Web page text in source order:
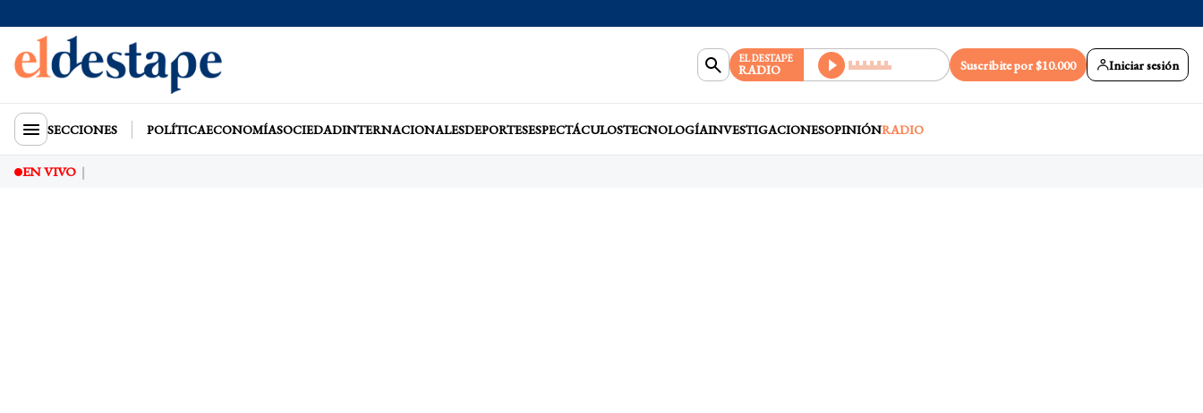
EL DESTAPE
RADIO Suscribite por $10.000 Iniciar sesión
SECCIONES POLÍTICAECONOMÍASOCIEDADINTERNACIONALESDEPORTESESPECTÁCULOSTECNOLOGÍAINVESTIGACIONESOPINIÓNRADIO
EN VIVO